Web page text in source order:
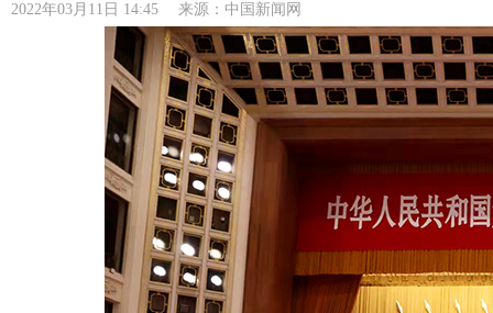
2022年03月11日 14:45 来源： 中国新闻网